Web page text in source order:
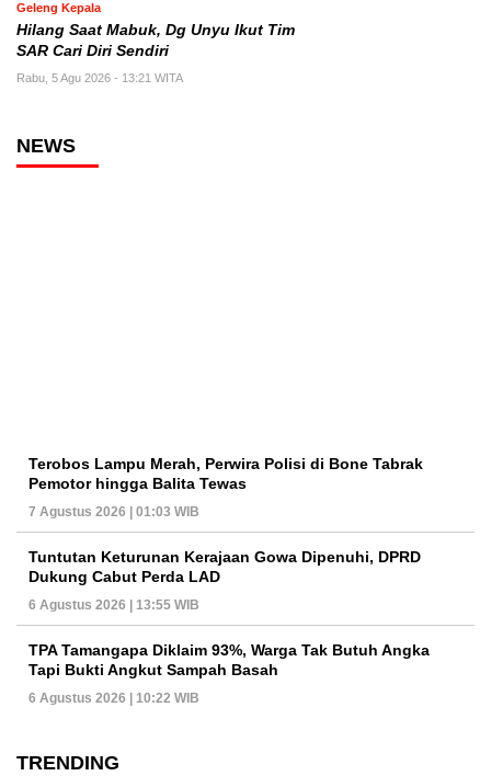
Geleng Kepala
Hilang Saat Mabuk, Dg Unyu Ikut Tim
SAR Cari Diri Sendiri
Rabu, 5 Agu 2026 - 13:21 WITA
NEWS
Terobos Lampu Merah, Perwira Polisi di Bone Tabrak
Pemotor hingga Balita Tewas
7 Agustus 2026 | 01:03 WIB
Tuntutan Keturunan Kerajaan Gowa Dipenuhi, DPRD
Dukung Cabut Perda LAD
6 Agustus 2026 | 13:55 WIB
TPA Tamangapa Diklaim 93%, Warga Tak Butuh Angka
Tapi Bukti Angkut Sampah Basah
6 Agustus 2026 | 10:22 WIB
TRENDING